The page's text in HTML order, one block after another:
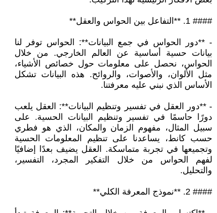
#### 1. **التفاعل بين الحواس والعقل**
- **دور الحواس في جمع البيانات**: الحواس توفر لنا
بيانات حسية أساسية عن العالم الخارجي. من خلال
الحواس، نحصل على معلومات حول خصائص الأشياء،
مثل الألوان، والأصوات، والروائح. هذه البيانات تشكل
الأساس الذي نبني عليه معرفتنا.
- **دور العقل في تفسير وتنظيم البيانات**: العقل يلعب
دورًا حاسمًا في تفسير وتنظيم البيانات الحسية. على
سبيل المثال، مفهوم الزمان والمكان، الذي هو فطري
حسب كانط، يساعدنا على تنظيم المعلومات الحسية
وتجميعها في تجربة متماسكة. العقل يضيف بعدًا إضافيًا
لفهم الحواس من خلال التفكير المجرد، التفسير،
والتحليل.
#### 2. **نموذج المعرفة الكلي**